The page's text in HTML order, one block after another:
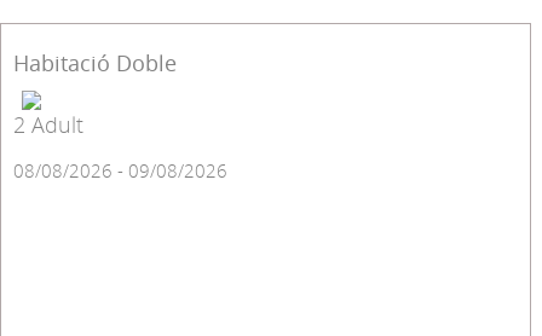
Habitació Doble
2 Adult
08/08/2026 - 09/08/2026